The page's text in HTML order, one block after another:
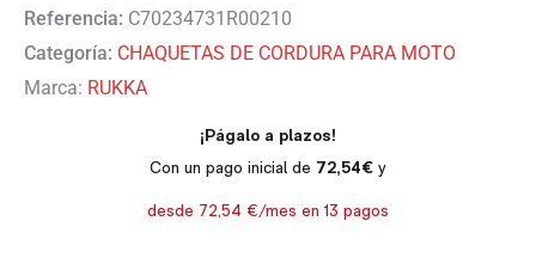
Referencia: C70234731R00210
Categoría: CHAQUETAS DE CORDURA PARA MOTO
Marca: RUKKA